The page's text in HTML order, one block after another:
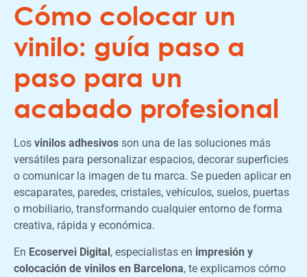
Cómo colocar un
vinilo: guía paso a
paso para un
acabado profesional
Los vinilos adhesivos son una de las soluciones más
versátiles para personalizar espacios, decorar superficies
o comunicar la imagen de tu marca. Se pueden aplicar en
escaparates, paredes, cristales, vehículos, suelos, puertas
o mobiliario, transformando cualquier entorno de forma
creativa, rápida y económica.
En Ecoservei Digital, especialistas en impresión y
colocación de vinilos en Barcelona, te explicamos cómo